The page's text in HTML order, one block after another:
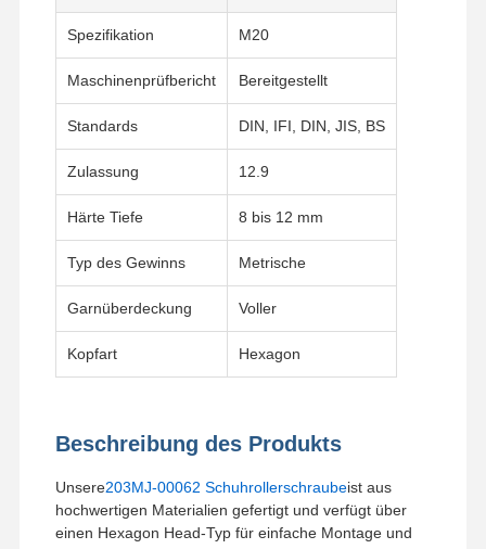
Spezifikation M20
Maschinenprüfbericht Bereitgestellt
Standards DIN, IFI, DIN, JIS, BS
Zulassung 12.9
Härte Tiefe 8 bis 12 mm
Typ des Gewinns Metrische
Garnüberdeckung Voller
Kopfart Hexagon
Beschreibung des Produkts
Unsere203MJ-00062 Schuhrollerschraubeist aus
hochwertigen Materialien gefertigt und verfügt über
einen Hexagon Head-Typ für einfache Montage und